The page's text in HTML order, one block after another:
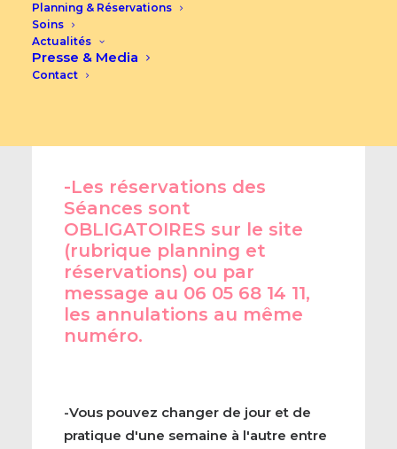
Planning & Réservations
Soins
Actualités
Presse & Media
Contact
-Les réservations des
Séances sont
OBLIGATOIRES sur le site
(rubrique planning et
réservations) ou par
message au 06 05 68 14 11,
les annulations au même
numéro.
-Vous pouvez changer de jour et de
pratique d'une semaine à l'autre entre